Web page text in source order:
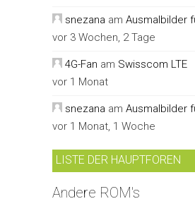
snezana am Ausmalbilder
vor 3 Wochen, 2 Tage
4G-Fan am Swisscom LTE
vor 1 Monat
snezana am Ausmalbilder
vor 1 Monat, 1 Woche
LISTE DER HAUPTFOREN
Andere ROM's